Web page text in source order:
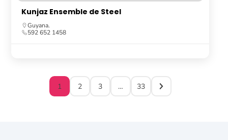
Kunjaz Ensemble de Steel
Guyana.
592 652 1458
1 2 3 … 33